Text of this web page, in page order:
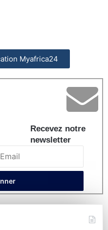
Myafrica24
Recevez notre
newsletter